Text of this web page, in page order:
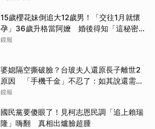
15歲櫻花妹倒追大12歲男！「交往1月就懷
孕」36歲升格當阿嬤 婚後得知「這秘密」
傻眼了
鏡報
婆媳隔空撕破臉？台玻夫人還原長子離世2
原因 「手機千金」不忍了：如其說還需要
離開嗎？
鏡報
國民黨要傻眼了！見柯志恩民調「追上賴瑞
隆」嗨翻 真相出爐臉超腫